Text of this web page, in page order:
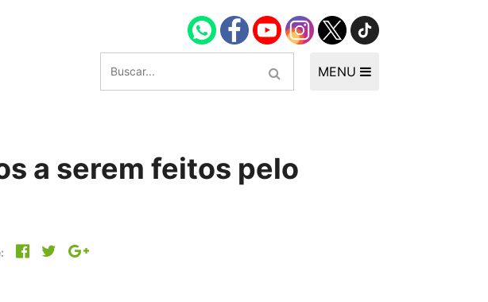
MENU
a serem feitos pelo